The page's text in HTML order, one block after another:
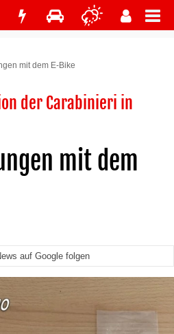
mit dem E-Bike
der Carabinieri in
mit dem
auf Google folgen